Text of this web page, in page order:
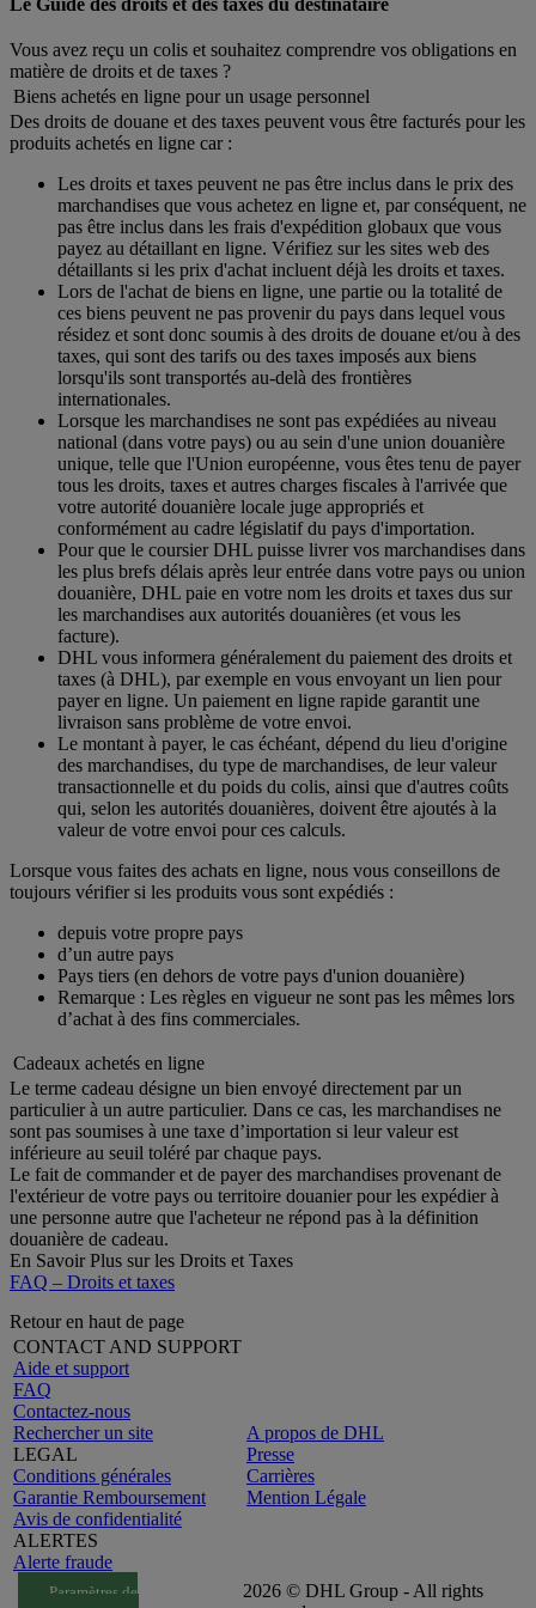
Le Guide des droits et des taxes du destinataire
Vous avez reçu un colis et souhaitez comprendre vos obligations en
matière de droits et de taxes ?
Biens achetés en ligne pour un usage personnel
Des droits de douane et des taxes peuvent vous être facturés pour les
produits achetés en ligne car :
Les droits et taxes peuvent ne pas être inclus dans le prix des
marchandises que vous achetez en ligne et, par conséquent, ne
pas être inclus dans les frais d'expédition globaux que vous
payez au détaillant en ligne. Vérifiez sur les sites web des
détaillants si les prix d'achat incluent déjà les droits et taxes.
Lors de l'achat de biens en ligne, une partie ou la totalité de
ces biens peuvent ne pas provenir du pays dans lequel vous
résidez et sont donc soumis à des droits de douane et/ou à des
taxes, qui sont des tarifs ou des taxes imposés aux biens
lorsqu'ils sont transportés au-delà des frontières
internationales.
Lorsque les marchandises ne sont pas expédiées au niveau
national (dans votre pays) ou au sein d'une union douanière
unique, telle que l'Union européenne, vous êtes tenu de payer
tous les droits, taxes et autres charges fiscales à l'arrivée que
votre autorité douanière locale juge appropriés et
conformément au cadre législatif du pays d'importation.
Pour que le coursier DHL puisse livrer vos marchandises dans
les plus brefs délais après leur entrée dans votre pays ou union
douanière, DHL paie en votre nom les droits et taxes dus sur
les marchandises aux autorités douanières (et vous les
facture).
DHL vous informera généralement du paiement des droits et
taxes (à DHL), par exemple en vous envoyant un lien pour
payer en ligne. Un paiement en ligne rapide garantit une
livraison sans problème de votre envoi.
Le montant à payer, le cas échéant, dépend du lieu d'origine
des marchandises, du type de marchandises, de leur valeur
transactionnelle et du poids du colis, ainsi que d'autres coûts
qui, selon les autorités douanières, doivent être ajoutés à la
valeur de votre envoi pour ces calculs.
Lorsque vous faites des achats en ligne, nous vous conseillons de
toujours vérifier si les produits vous sont expédiés :
depuis votre propre pays
d’un autre pays
Pays tiers (en dehors de votre pays d'union douanière)
Remarque : Les règles en vigueur ne sont pas les mêmes lors
d’achat à des fins commerciales.
Cadeaux achetés en ligne
Le terme cadeau désigne un bien envoyé directement par un
particulier à un autre particulier. Dans ce cas, les marchandises ne
sont pas soumises à une taxe d’importation si leur valeur est
inférieure au seuil toléré par chaque pays.
Le fait de commander et de payer des marchandises provenant de
l'extérieur de votre pays ou territoire douanier pour les expédier à
une personne autre que l'acheteur ne répond pas à la définition
douanière de cadeau.
En Savoir Plus sur les Droits et Taxes
FAQ – Droits et taxes
Retour en haut de page
CONTACT AND SUPPORT
Aide et support
FAQ
Contactez-nous
Rechercher un site
LEGAL
Conditions générales
Garantie Remboursement
Avis de confidentialité
ALERTES
Alerte fraude
A propos de DHL
Presse
Carrières
Mention Légale
Paramètres de
2026 © DHL Group - All rights